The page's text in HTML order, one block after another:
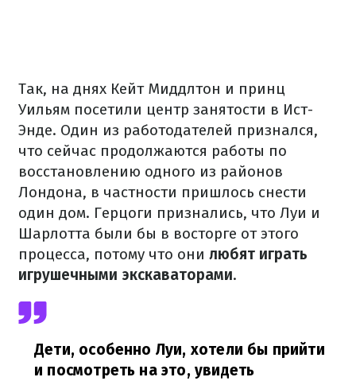
Так, на днях Кейт Миддлтон и принц
Уильям посетили центр занятости в Ист-
Энде. Один из работодателей признался,
что сейчас продолжаются работы по
восстановлению одного из районов
Лондона, в частности пришлось снести
один дом. Герцоги признались, что Луи и
Шарлотта были бы в восторге от этого
процесса, потому что они любят играть
игрушечными экскаваторами.
Дети, особенно Луи, хотели бы прийти
и посмотреть на это, увидеть